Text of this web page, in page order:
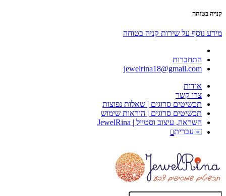
קנייה בטוחה
מידע נוסף על שירות קניה בטוחה
התחברות
jewelrina18@gmail.com
אודות
צרו קשר
תכשיטים סרוגים | שאלות נפוצות
תכשיטים סרוגים | הוראות שימוש
השראה, עיצוב וסטייל | JewelRina
עברית